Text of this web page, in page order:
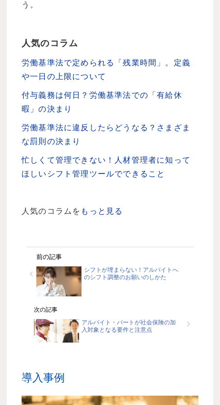
う。
人気のコラム
労働基準法で定められる「残業時間」。定義
や一日の上限について
付与義務は何日？労働基準法での「有給休
暇」の決まり
労働基準法に違反したらどうなる？さまざま
な罰則の決まり
忙しくて管理できない！人材管理者に知って
ほしいシフト管理ツールでできること
人気のコラムを もっと見る
前の記事
シフトが埋まらない！アルバイトへ
のシフト調整のお願いのしかた
次の記事
アルバイト・パートが社会保険の加
入対象となる要件と注意点
導入事例